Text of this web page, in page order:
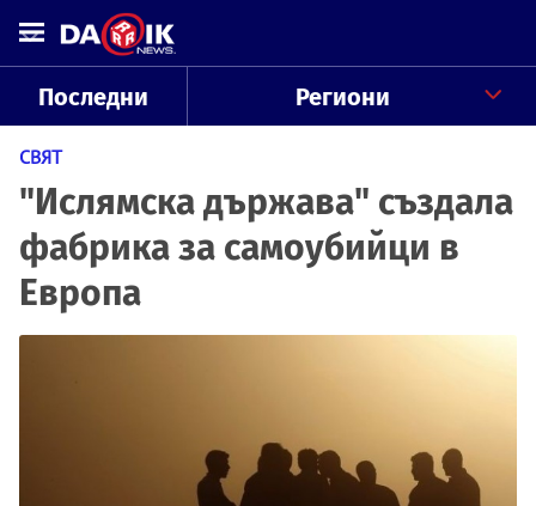
Последни Региони
СВЯТ
"Ислямска държава" създала
фабрика за самоубийци в
Европа